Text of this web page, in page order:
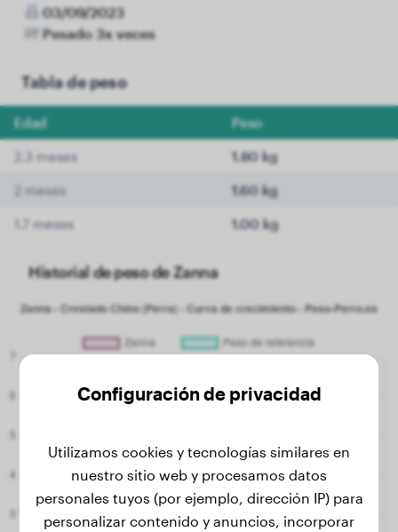
03/09/2023
Pesado 3x veces
Tabla de peso
Edad Peso
2.3 meses 1.80 kg
2 meses 1.60 kg
1.7 meses 1.00 kg
Historial de peso de Zanna
Configuración de privacidad
Utilizamos cookies y tecnologías similares en
nuestro sitio web y procesamos datos
personales tuyos (por ejemplo, dirección IP) para
personalizar contenido y anuncios, incorporar